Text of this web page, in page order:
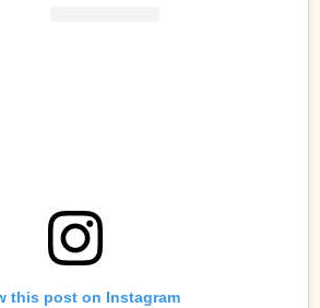
this post on Instagram